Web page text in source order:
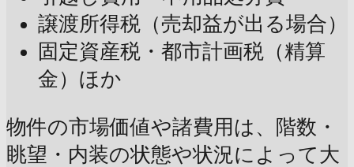
譲渡所得税（売却益が出る場合）
固定資産税・都市計画税（精算
金）ほか
物件の市場価値や諸費用は、階数・
眺望・内装の状態や状況によって大